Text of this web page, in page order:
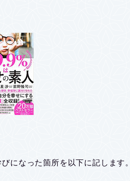
になった箇所を以下に記します。